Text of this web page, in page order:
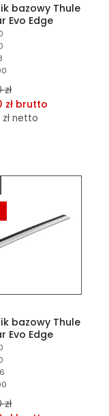
bazowy Thule
Evo Edge
zł brutto
zł netto
bazowy Thule
Evo Edge